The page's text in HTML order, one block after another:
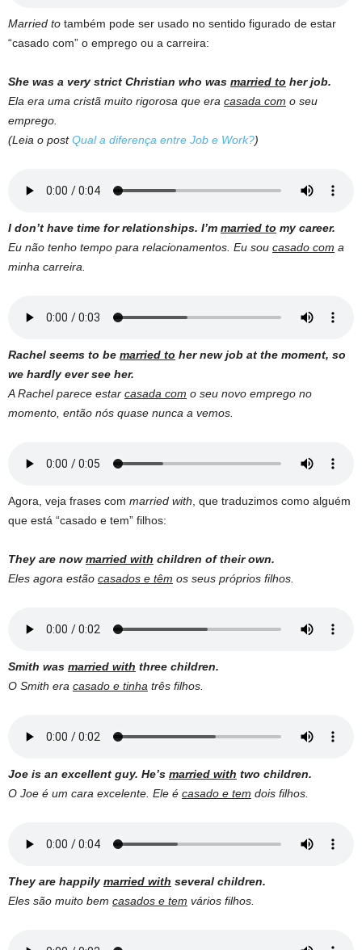
Married to também pode ser usado no sentido figurado de estar
“casado com” o emprego ou a carreira:
She was a very strict Christian who was married to her job.
Ela era uma cristã muito rigorosa que era casada com o seu
emprego.
(Leia o postQual a diferença entre Job e Work?)
I don’t have time for relationships. I’m married to my career.
Eu não tenho tempo para relacionamentos. Eu sou casado com a
minha carreira.
Rachel seems to be married to her new job at the moment, so
we hardly ever see her.
A Rachel parece estar casada com o seu novo emprego no
momento, então nós quase nunca a vemos.
Agora, veja frases com married with , que traduzimos como alguém
que está “casado e tem” filhos:
They are nowmarried with children of their own.
Eles agora estão casados e têm os seus próprios filhos.
Smith was married with three children.
O Smith era casado e tinha três filhos.
Joe is an excellent guy. He’s married with two children.
O Joe é um cara excelente. Ele é casado e tem dois filhos.
They are happily married with several children.
Eles são muito bem casados e tem vários filhos.